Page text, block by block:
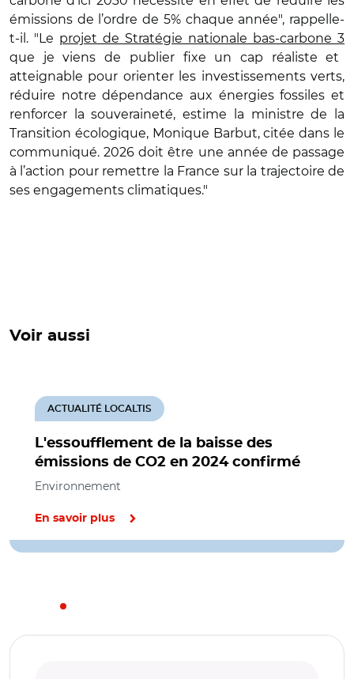
émissions de l’ordre de 5% chaque année", rappelle-
t-il. "Le projet de Stratégie nationale bas-carbone 3
que je viens de publier fixe un cap réaliste et
atteignable pour orienter les investissements verts,
réduire notre dépendance aux énergies fossiles et
renforcer la souveraineté, estime la ministre de la
Transition écologique, Monique Barbut, citée dans le
communiqué. 2026 doit être une année de passage
à l’action pour remettre la France sur la trajectoire de
ses engagements climatiques."
Voir aussi
L'essoufflement de la baisse des
émissions de CO2 en 2024 confirmé
ACTUALITÉ LOCALTIS
Environnement
En savoir plus